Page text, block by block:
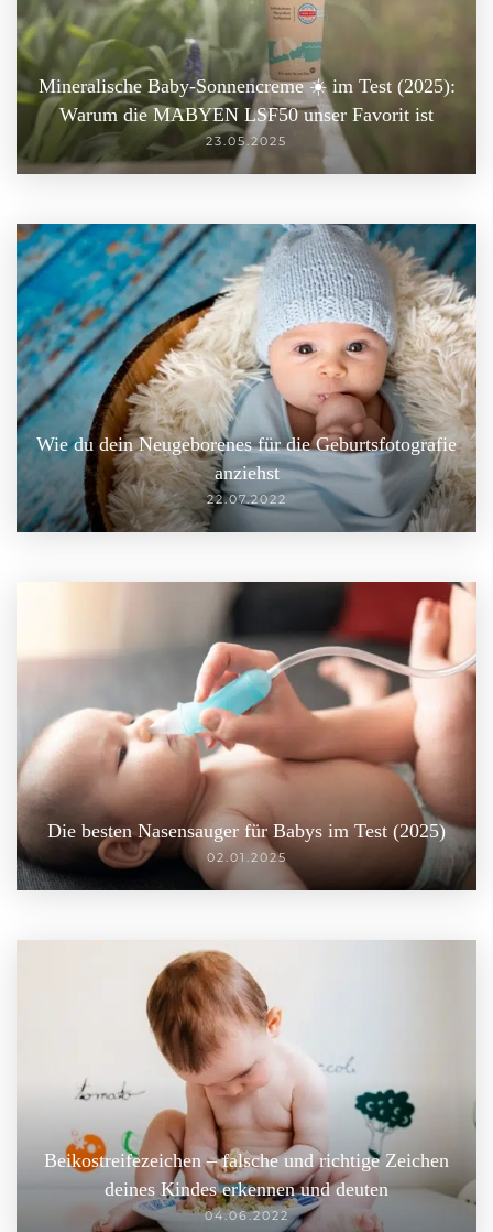
Mineralische Baby-Sonnencreme ☀️ im Test (2025):
Warum die MABYEN LSF50 unser Favorit ist
23.05.2025
Wie du dein Neugeborenes für die Geburtsfotografie
anziehst
22.07.2022
Die besten Nasensauger für Babys im Test (2025)
02.01.2025
Beikostreifezeichen – falsche und richtige Zeichen
deines Kindes erkennen und deuten
04.06.2022